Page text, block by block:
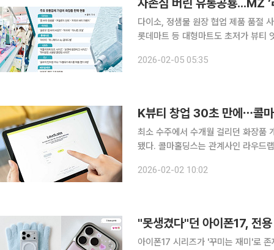
다이소, 정샘물 원장 협업 제품 품절
롯데마트 등 대형마트도 초저가 뷰티 잇단 출시 고물가로 인해 지출 전 리스크
현실화하고 있다. 5000원 이하 초저
2026-02-05 05:35
K뷰티 창업 30초 만에⋯콜마
최소 수주에서 수개월 걸리던 화장품
됐다. 콜마홀딩스는 관계사인 라우드랩스가 국내 최초 AI 기반 상품 기획 플랫폼 서비스를 선보인다
제형, 용기 타입까지 구체적인 기획안
2026-02-02 10:02
"못생겼다"던 아이폰17, 전
아이폰17 시리즈가 '꾸미는 재미'로